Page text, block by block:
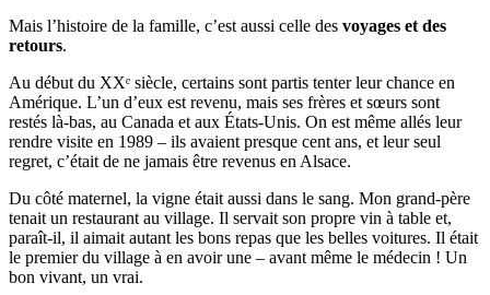
Mais l’histoire de la famille, c’est aussi celle des voyages et des
retours.
Au début du XXᵉ siècle, certains sont partis tenter leur chance en
Amérique. L’un d’eux est revenu, mais ses frères et sœurs sont
restés là-bas, au Canada et aux États-Unis. On est même allés leur
rendre visite en 1989 – ils avaient presque cent ans, et leur seul
regret, c’était de ne jamais être revenus en Alsace.
Du côté maternel, la vigne était aussi dans le sang. Mon grand-père
tenait un restaurant au village. Il servait son propre vin à table et,
paraît-il, il aimait autant les bons repas que les belles voitures. Il était
le premier du village à en avoir une – avant même le médecin ! Un
bon vivant, un vrai.